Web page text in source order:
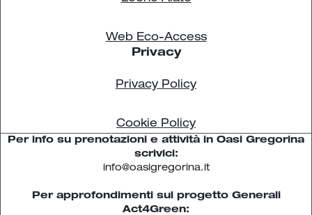
Web Eco-Access
Privacy
Privacy Policy
Cookie Policy
Per info su prenotazioni e attività in Oasi Gregorina
scrivici:
info@oasigregorina.it
Per approfondimenti sul progetto Generali
Act4Green: